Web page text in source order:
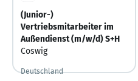
(Junior-)
Vertriebsmitarbeiter im
Außendienst (m/w/d) S+H
Coswig
Deutschland